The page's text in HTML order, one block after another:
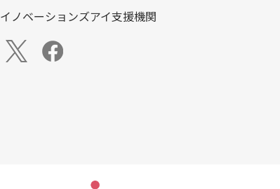
イノベーションズアイ支援機関